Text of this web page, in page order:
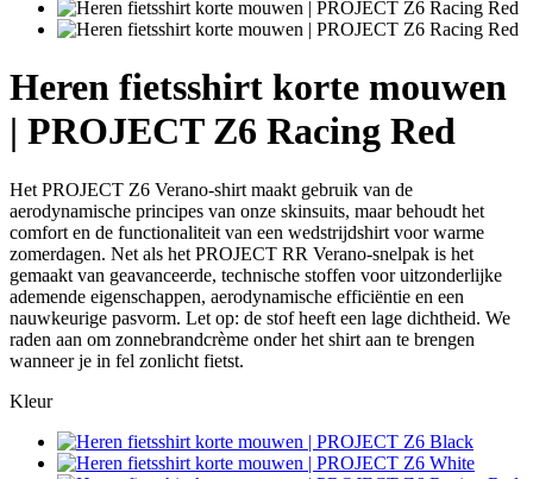
Heren fietsshirt korte mouwen
| PROJECT Z6 Racing Red
Het PROJECT Z6 Verano-shirt maakt gebruik van de
aerodynamische principes van onze skinsuits, maar behoudt het
comfort en de functionaliteit van een wedstrijdshirt voor warme
zomerdagen. Net als het PROJECT RR Verano-snelpak is het
gemaakt van geavanceerde, technische stoffen voor uitzonderlijke
ademende eigenschappen, aerodynamische efficiëntie en een
nauwkeurige pasvorm. Let op: de stof heeft een lage dichtheid. We
raden aan om zonnebrandcrème onder het shirt aan te brengen
wanneer je in fel zonlicht fietst.
Kleur